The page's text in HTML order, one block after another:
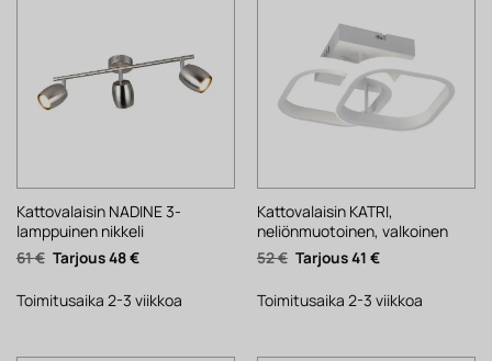
Kattovalaisin NADINE 3-
lamppuinen nikkeli
61€ Alkuperäinen
hinta
61 €.
48€Nykyinen
48 €.
Toimitusaika 2-3 viikkoa
Kattovalaisin KATRI,
neliönmuotoinen, valkoinen
52€ Alkuperäinen
hinta
52 €.
41 €Nykyinen
41 €.
Toimitusaika 2-3 viikkoa